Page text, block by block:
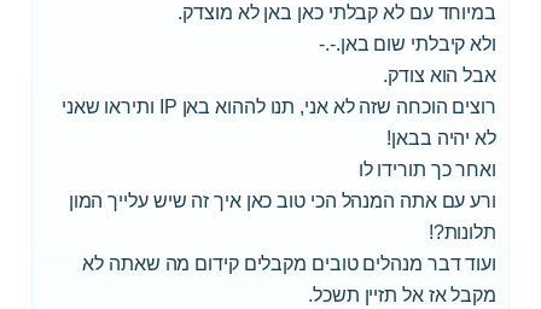
במיוחד עם לא קבלתי כאן באן לא מוצדק.
ולא קיבלתי שום באן.-.-
אבל הוא צודק.
רוצים הוכחה שזה לא אני, תנו לההוא באן IP ותיראו שאני
לא יהיה בבאן!
ואחר כך תורידו לו
ורע עם אתה המנהל הכי טוב כאן איך זה שיש עלייך המון
תלונות?!
ועוד דבר מנהלים טובים מקבלים קידום מה שאתה לא
מקבל אז אל תזיין תשכל.